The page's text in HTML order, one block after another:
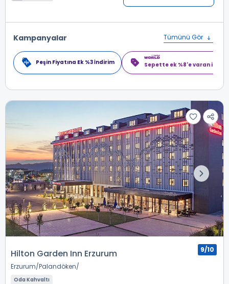
Kampanyalar Tümünü Gör
Peşin Fiyatına Ek %3 İndirim Sepette ek %8'e varan
Hilton Garden Inn Erzurum
Erzurum Palandöken
9/10
Oda Kahvaltı